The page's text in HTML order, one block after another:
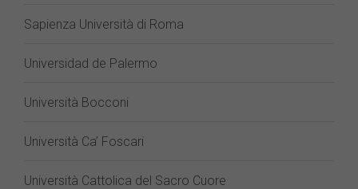
Sapienza Università di Roma
Universidad de Palermo
Università Bocconi
Università Ca’ Foscari
Università Cattolica del Sacro Cuore